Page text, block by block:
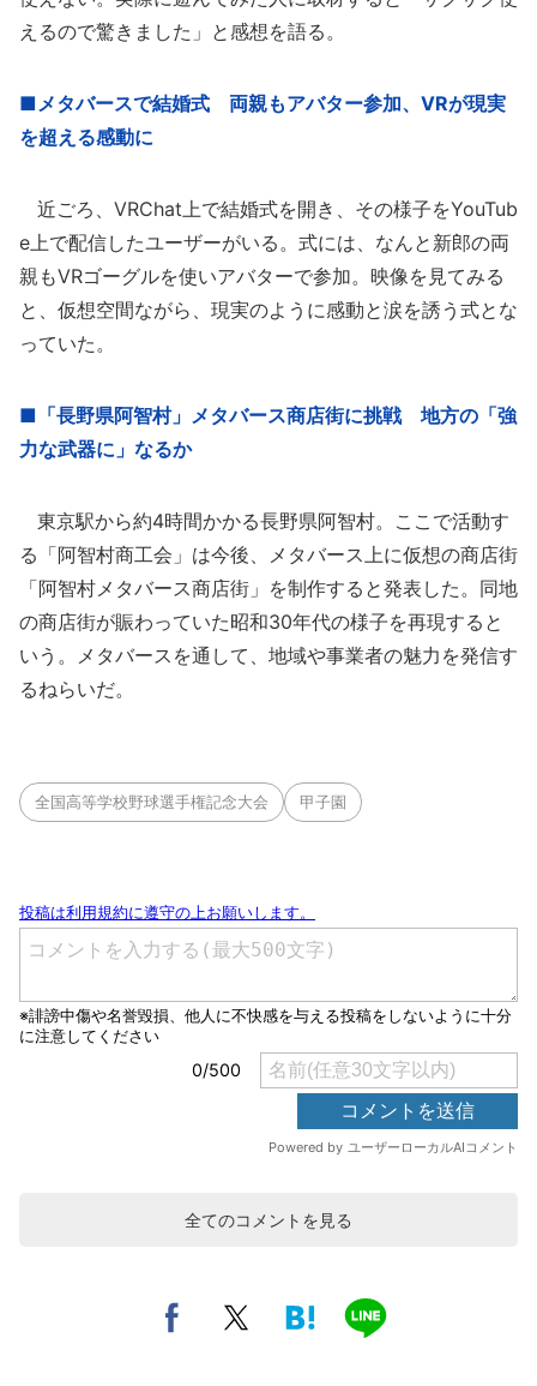
えるので驚きました」と感想を語る。
■メタバースで結婚式 両親もアバター参加、VRが現実
を超える感動に
近ごろ、VRChat上で結婚式を開き、その様子をYouTub
e上で配信したユーザーがいる。式には、なんと新郎の両
親もVRゴーグルを使いアバターで参加。映像を見てみる
と、仮想空間ながら、現実のように感動と涙を誘う式とな
っていた。
■「長野県阿智村」メタバース商店街に挑戦 地方の「強
力な武器に」なるか
東京駅から約4時間かかる長野県阿智村。ここで活動す
る「阿智村商工会」は今後、メタバース上に仮想の商店街
「阿智村メタバース商店街」を制作すると発表した。同地
の商店街が賑わっていた昭和30年代の様子を再現すると
いう。メタバースを通して、地域や事業者の魅力を発信す
るねらいだ。
全国高等学校野球選手権記念大会 甲子園
全てのコメントを見る